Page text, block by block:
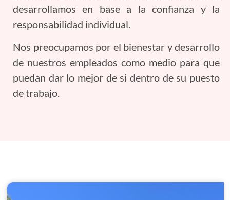
desarrollamos en base a la confianza y la
responsabilidad individual.
Nos preocupamos por el bienestar y desarrollo
de nuestros empleados como medio para que
puedan dar lo mejor de si dentro de su puesto
de trabajo.